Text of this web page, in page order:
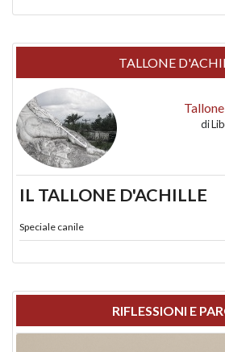
TALLONE
di
IL TALLONE D'ACHILLE
Speciale canile
RIFLESSIONI E